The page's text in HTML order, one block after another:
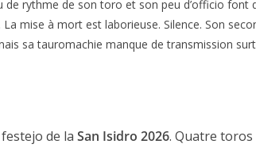
de rythme de son toro et son peu d’officio font
mise à mort est laborieuse. Silence. Son
sa tauromachie manque de transmission
de la San Isidro 2026. Quatre toros